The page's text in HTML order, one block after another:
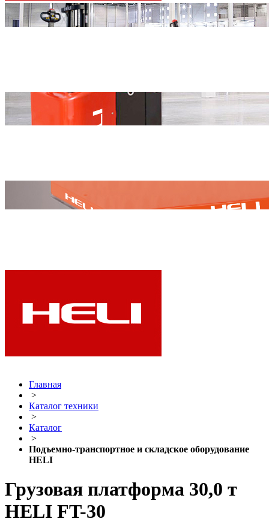
Главная
>
Каталог техники
>
Каталог
>
Подъемно-транспортное и складское оборудование
HELI
Грузовая платформа 30,0 т
HELI FT-30